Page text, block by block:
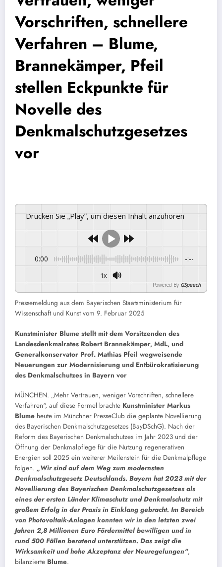
Vorschriften, schnellere
Verfahren – Blume,
Brannekämper, Pfeil
stellen Eckpunkte für
Novelle des
Denkmalschutzgesetzes
vor
Drücken Sie „Play“, um diesen Inhalt anzuhören
0:00 -:--
1x
Powered By GSpeech
Pressemeldung aus dem Bayerischen Staatsministerium für
Wissenschaft und Kunst vom 9. Februar 2025
Kunstminister Blume stellt mit dem Vorsitzenden des
Landesdenkmalrates Robert Brannekämper, MdL, und
Generalkonservator Prof. Mathias Pfeil wegweisende
Neuerungen zur Modernisierung und Entbürokratisierung
des Denkmalschutzes in Bayern vor
MÜNCHEN. „Mehr Vertrauen, weniger Vorschriften, schnellere
Verfahren“, auf diese Formel brachte Kunstminister Markus
Blume heute im Münchner PresseClub die geplante Novellierung
des Bayerischen Denkmalschutzgesetzes (BayDSchG). Nach der
Reform des Bayerischen Denkmalschutzes im Jahr 2023 und der
Öffnung der Denkmalpflege für die Nutzung regenerativen
Energien soll 2025 ein weiterer Meilenstein für die Denkmalpflege
folgen. „Wir sind auf dem Weg zum modernsten
Denkmalschutzgesetz Deutschlands. Bayern hat 2023 mit der
Novellierung des Bayerischen Denkmalschutzgesetzes als
eines der ersten Länder Klimaschutz und Denkmalschutz mit
großem Erfolg in der Praxis in Einklang gebracht. Im Bereich
von Photovoltaik-Anlagen konnten wir in den letzten zwei
Jahren 2,8 Millionen Euro Fördermittel bewilligen und in
rund 500 Fällen beratend unterstützen. Das zeigt die
Wirksamkeit und hohe Akzeptanz der Neuregelungen“,
bilanzierte Blume.